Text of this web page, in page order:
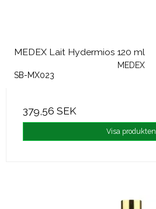
MEDEX Lait Hydermios 120 ml
MEDEX
SB-MX023
379,56 SEK
Visa produkten